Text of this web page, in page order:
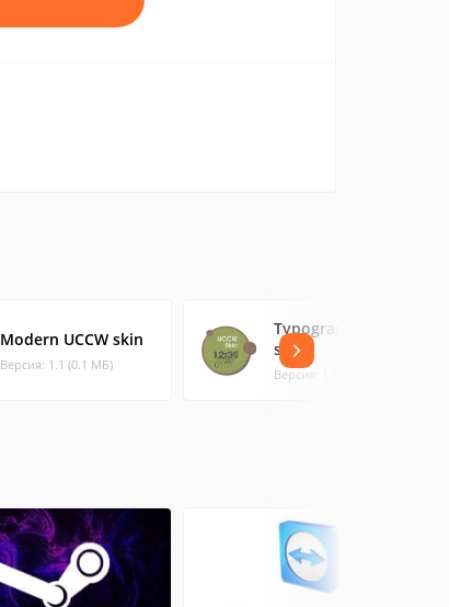
Modern UCCW skin
Версия: 1.1 (0.1 МБ)
Typography UCCW
skin
Версия: 1.0 (0.19 МБ)